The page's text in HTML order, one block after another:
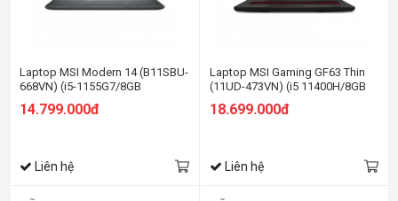
Laptop MSI Modern 14 (B11SBU-
668VN) (i5-1155G7/8GB
inch FHD/Win 10/Xám) (2021)
14.799.000đ
Liên hệ
Laptop MSI Gaming GF63 Thin
(11UD-473VN) (i5 11400H/8GB
4G/15.6 inch FHD/Win11)
18.699.000đ
Liên hệ